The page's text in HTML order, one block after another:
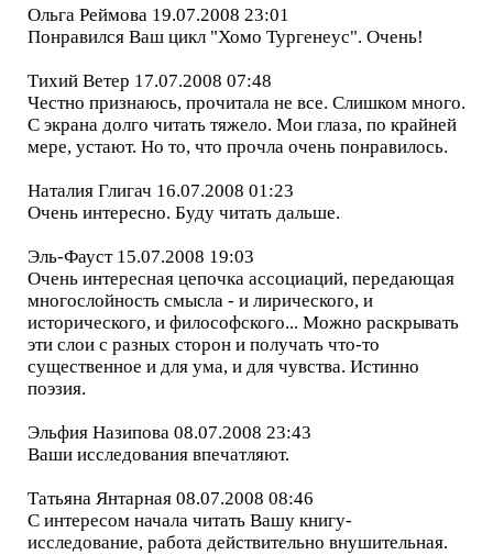
Ольга Реймова 19.07.2008 23:01
Понравился Ваш цикл "Хомо Тургенеус". Очень!
Тихий Ветер 17.07.2008 07:48
Честно признаюсь, прочитала не все. Слишком много.
С экрана долго читать тяжело. Мои глаза, по крайней
мере, устают. Но то, что прочла очень понравилось.
Наталия Глигач 16.07.2008 01:23
Очень интересно. Буду читать дальше.
Эль-Фауст 15.07.2008 19:03
Очень интересная цепочка ассоциаций, передающая
многослойность смысла - и лирического, и
исторического, и философского... Можно раскрывать
эти слои с разных сторон и получать что-то
существенное и для ума, и для чувства. Истинно
поэзия.
Эльфия Назипова 08.07.2008 23:43
Ваши исследования впечатляют.
Татьяна Янтарная 08.07.2008 08:46
С интересом начала читать Вашу книгу-
исследование, работа действительно внушительная.